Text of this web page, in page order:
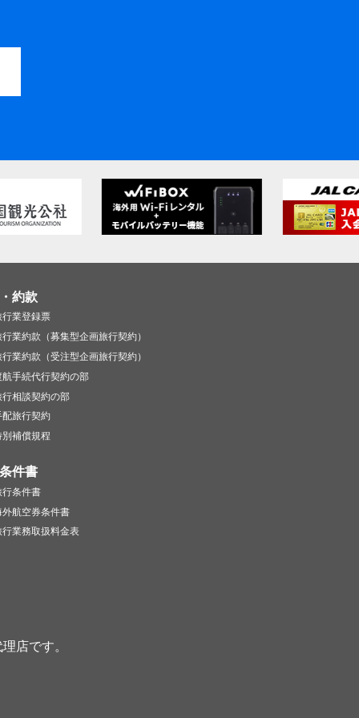
約款
業登録票
業約款（募集型企画旅行契約）
業約款（受注型企画旅行契約）
手続代行契約の部
相談契約の部
旅行契約
補償規程
件書
条件書
航空券条件書
業務取扱料金表
店です。